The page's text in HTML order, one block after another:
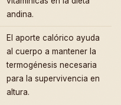
andina.
El aporte calórico ayuda
al cuerpo a mantener la
termogénesis necesaria
para la supervivencia en
altura.